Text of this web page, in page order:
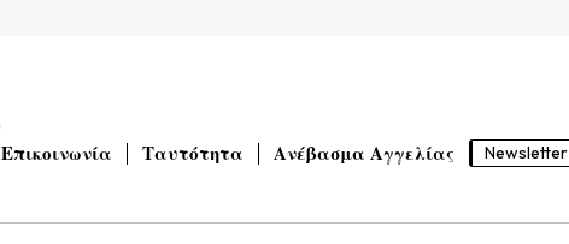
Επικοινωνία Ταυτότητα Ανέβασμα Αγγελίας Newsletter